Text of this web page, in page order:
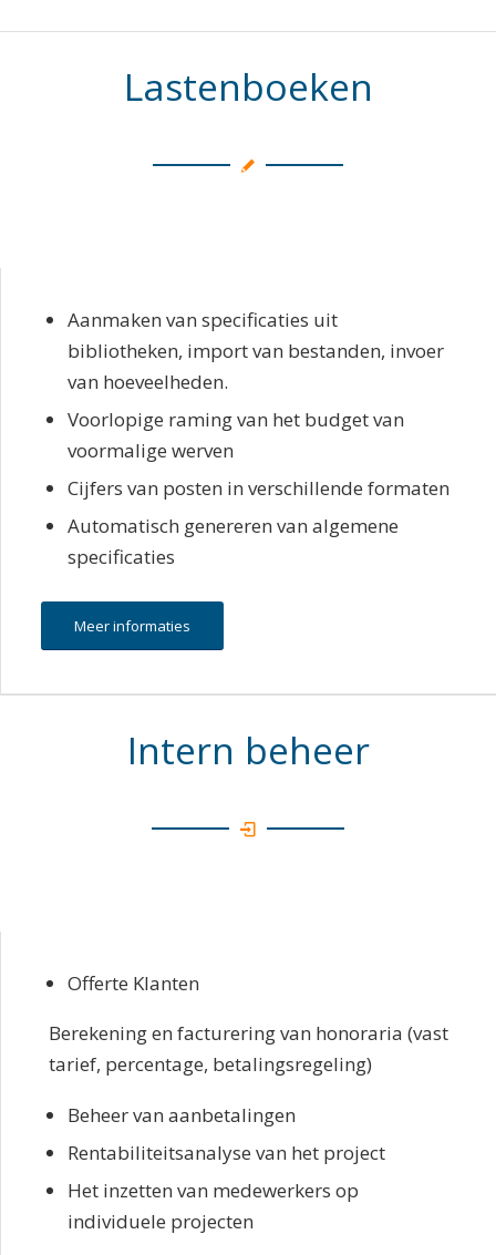
Lastenboeken
Aanmaken van specificaties uit
bibliotheken, import van bestanden, invoer
van hoeveelheden.
Voorlopige raming van het budget van
voormalige werven
Cijfers van posten in verschillende formaten
Automatisch genereren van algemene
specificaties
Meer informaties
Intern beheer
Offerte Klanten
Berekening en facturering van honoraria (vast
tarief, percentage, betalingsregeling)
Beheer van aanbetalingen
Rentabiliteitsanalyse van het project
Het inzetten van medewerkers op
individuele projecten